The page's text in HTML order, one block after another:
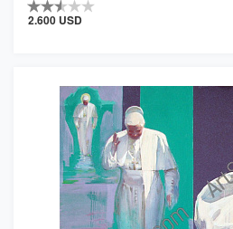
2.600 USD